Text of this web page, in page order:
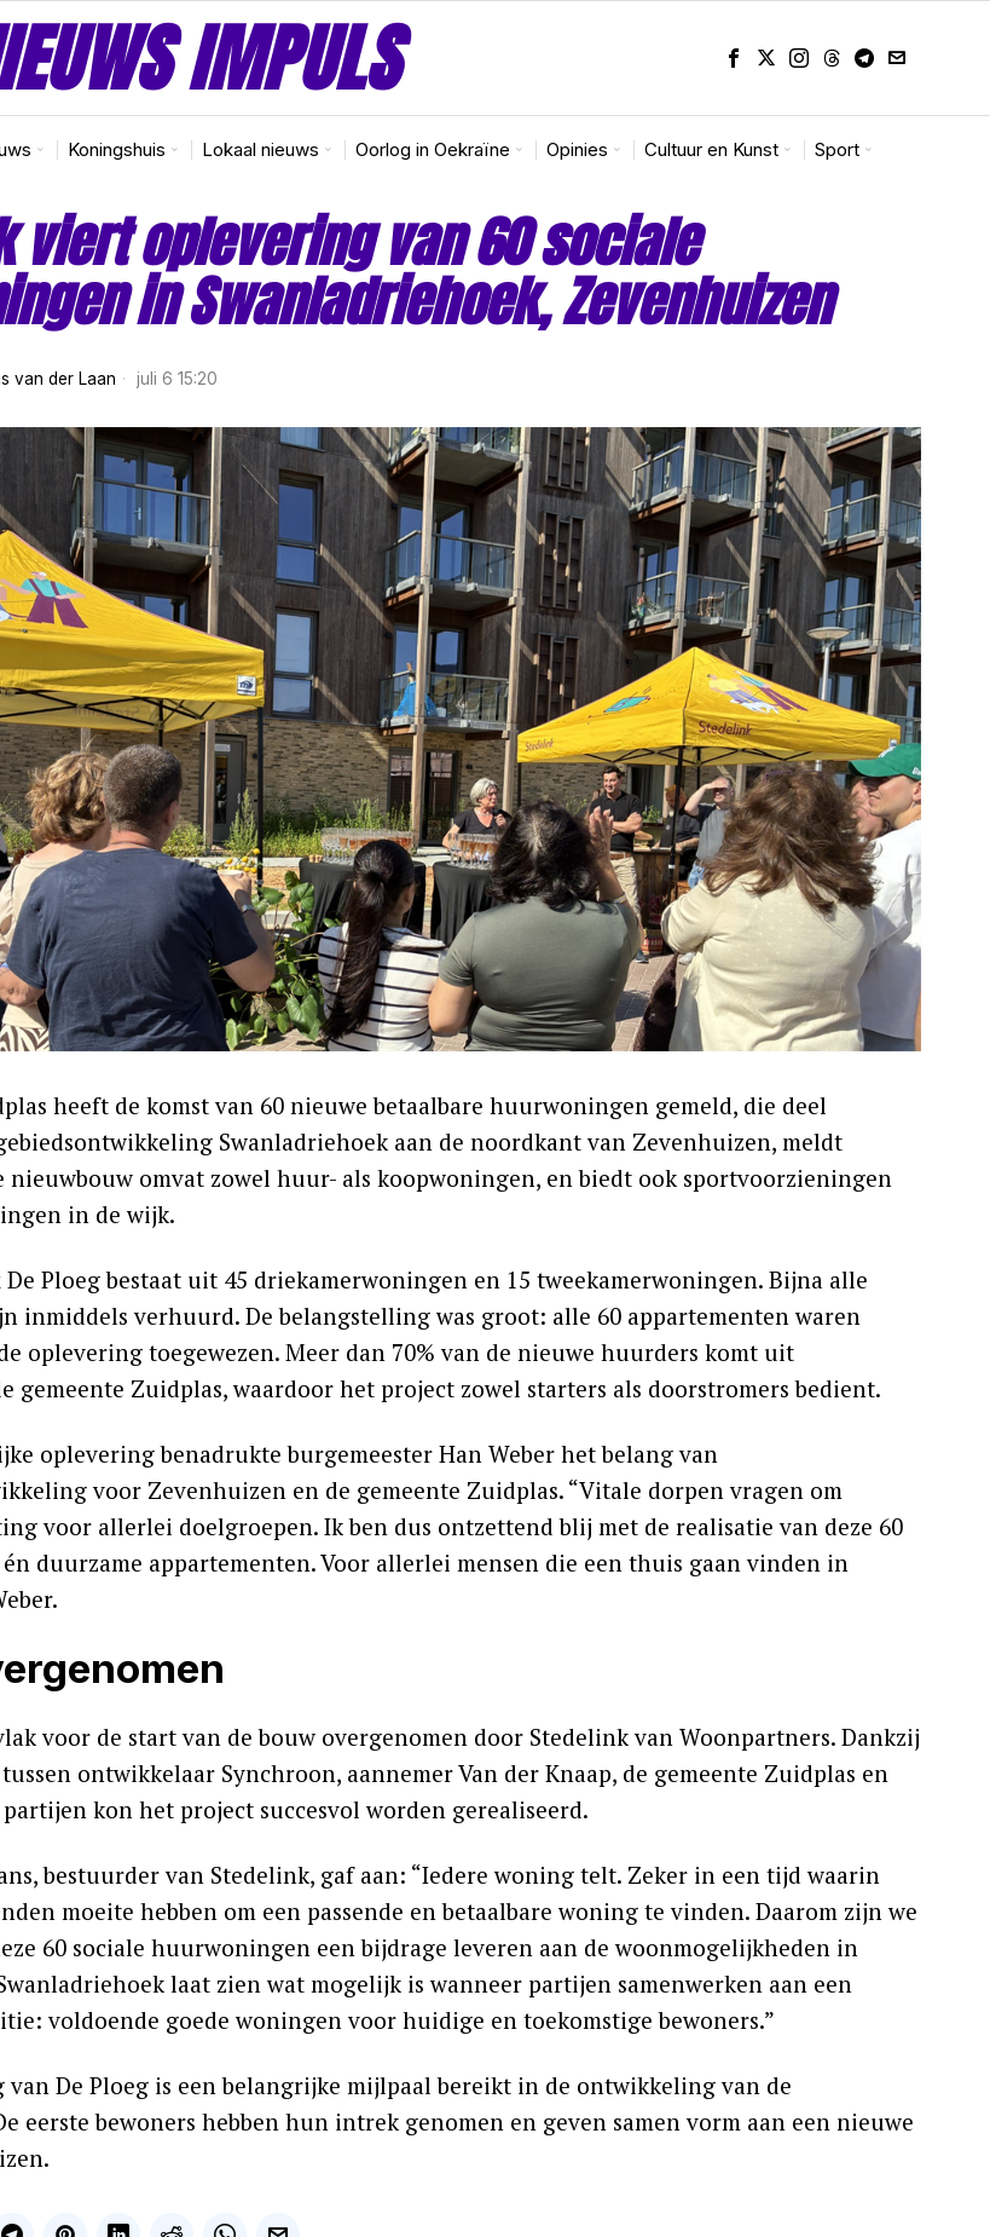
IMPULS
Koningshuis Lokaal nieuws Oorlog in Oekraïne Opinies Cultuur en Kunst Sport
viert oplevering van 60 sociale
in Swanladriehoek, Zevenhuizen
van der Laan juli 6 15:20
heeft de komst van 60 nieuwe betaalbare huurwoningen gemeld, die deel
Swanladriehoek aan de noordkant van Zevenhuizen, meldt
nieuwbouw omvat zowel huur- als koopwoningen, en biedt ook sportvoorzieningen
in de wijk.
Ploeg bestaat uit 45 driekamerwoningen en 15 tweekamerwoningen. Bijna alle
inmiddels verhuurd. De belangstelling was groot: alle 60 appartementen waren
oplevering toegewezen. Meer dan 70% van de nieuwe huurders komt uit
gemeente Zuidplas, waardoor het project zowel starters als doorstromers bedient.
oplevering benadrukte burgemeester Han Weber het belang van
voor Zevenhuizen en de gemeente Zuidplas. “Vitale dorpen vragen om
voor allerlei doelgroepen. Ik ben dus ontzettend blij met de realisatie van deze 60
duurzame appartementen. Voor allerlei mensen die een thuis gaan vinden in
voor de start van de bouw overgenomen door Stedelink van Woonpartners. Dankzij
ontwikkelaar Synchroon, aannemer Van der Knaap, de gemeente Zuidplas en
kon het project succesvol worden gerealiseerd.
bestuurder van Stedelink, gaf aan: “Iedere woning telt. Zeker in een tijd waarin
moeite hebben om een passende en betaalbare woning te vinden. Daarom zijn we
60 sociale huurwoningen een bijdrage leveren aan de woonmogelijkheden in
laat zien wat mogelijk is wanneer partijen samenwerken aan een
voldoende goede woningen voor huidige en toekomstige bewoners.”
De Ploeg is een belangrijke mijlpaal bereikt in de ontwikkeling van de
eerste bewoners hebben hun intrek genomen en geven samen vorm aan een nieuwe